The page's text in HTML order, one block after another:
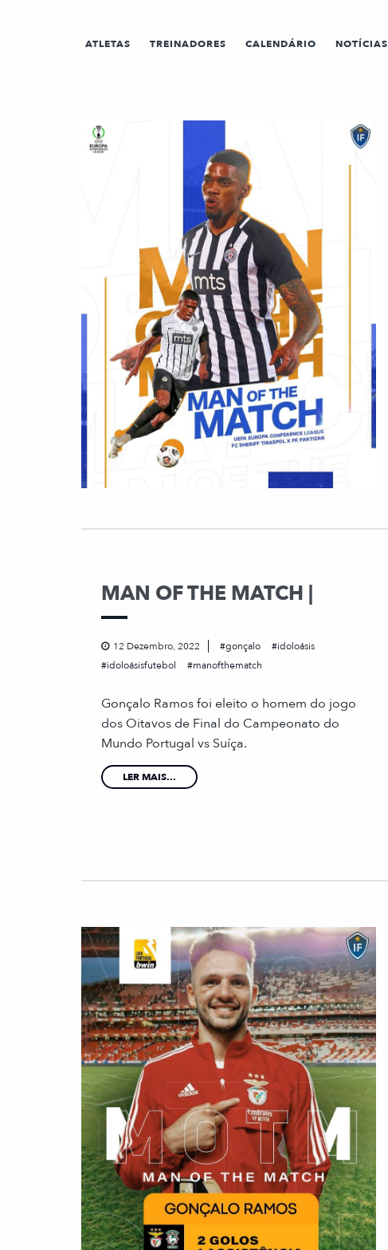
ATLETAS TREINADORES CALENDÁRIO NOTÍCIAS
MAN OF THE MATCH |
12 Dezembro, 2022 gonçalo
idoloásis
idoloásisfutebol
manofthematch
Gonçalo Ramos foi eleito o homem do jogo
dos Oitavos de Final do Campeonato do
Mundo Portugal vs Suíça.
LER MAIS...